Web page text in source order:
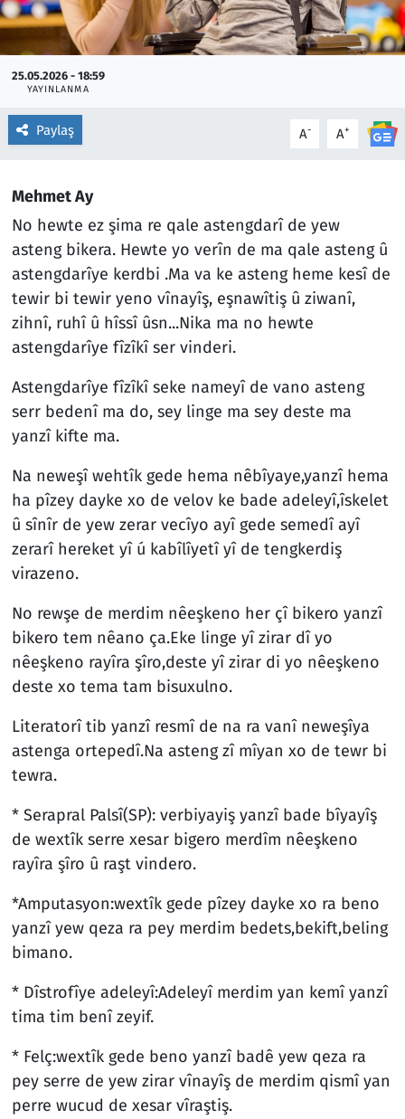
25.05.2026 - 18:59
YAYINLANMA
Paylaş A- A+
Mehmet Ay
No hewte ez şima re qale astengdarî de yew
asteng bikera. Hewte yo verîn de ma qale asteng û
astengdarîye kerdbi .Ma va ke asteng heme kesî de
tewir bi tewir yeno vînayîş, eşnawîtiş û ziwanî,
zihnî, ruhî û hîssî ûsn...Nika ma no hewte
astengdarîye fîzîkî ser vinderi.
Astengdarîye fîzîkî seke nameyî de vano asteng
serr bedenî ma do, sey linge ma sey deste ma
yanzî kifte ma.
Na neweşî wehtîk gede hema nêbîyaye,yanzî hema
ha pîzey dayke xo de velov ke bade adeleyî,îskelet
û sînîr de yew zerar vecîyo ayî gede semedî ayî
zerarî hereket yî ú kabîlîyetî yî de tengkerdiş
virazeno.
No rewşe de merdim nêeşkeno her çî bikero yanzî
bikero tem nêano ça.Eke linge yî zirar dî yo
nêeşkeno rayîra şîro,deste yî zirar di yo nêeşkeno
deste xo tema tam bisuxulno.
Literatorî tib yanzî resmî de na ra vanî neweşîya
astenga ortepedî.Na asteng zî mîyan xo de tewr bi
tewra.
* Serapral Palsî(SP): verbiyayiş yanzî bade bîyayîş
de wextîk serre xesar bigero merdîm nêeşkeno
rayîra şîro û raşt vindero.
*Amputasyon:wextîk gede pîzey dayke xo ra beno
yanzî yew qeza ra pey merdim bedets,bekift,beling
bimano.
* Dîstrofîye adeleyî:Adeleyî merdim yan kemî yanzî
tima tim benî zeyif.
* Felç:wextîk gede beno yanzî badê yew qeza ra
pey serre de yew zirar vînayîş de merdim qismî yan
perre wucud de xesar vîraştiş.